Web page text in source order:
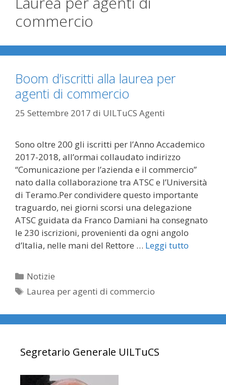
commercio
Boom d’iscritti alla laurea per
agenti di commercio
25 Settembre 2017 di UILTuCS Agenti
Sono oltre 200 gli iscritti per l’Anno Accademico
2017-2018, all’ormai collaudato indirizzo
“Comunicazione per l’azienda e il commercio”
nato dalla collaborazione tra ATSC e l’Università
di Teramo.Per condividere questo importante
traguardo, nei giorni scorsi una delegazione
ATSC guidata da Franco Damiani ha consegnato
le 230 iscrizioni, provenienti da ogni angolo
d’Italia, nelle mani del Rettore … Leggi tutto
Categorie
Notizie
Tag
Laurea per agenti di commercio
Segretario Generale UILTuCS